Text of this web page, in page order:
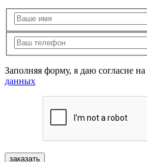
Заполняя форму, я даю согласие на
данных